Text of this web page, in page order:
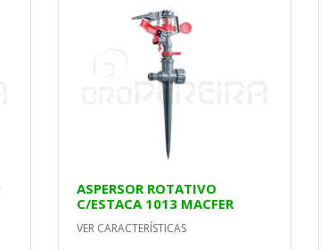
ASPERSOR ROTATIVO
C/ESTACA 1013 MACFER
VER CARACTERÍSTICAS